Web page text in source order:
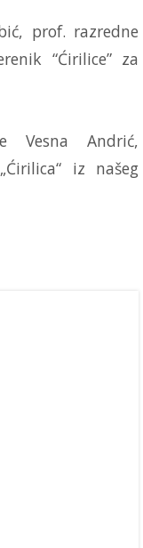
prof. razredne
“Ćirilice” za
Vesna Andrić,
iz našeg